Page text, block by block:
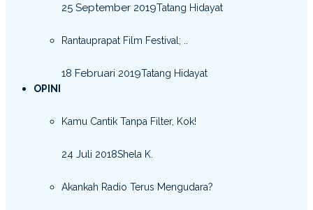
25 September 2019Tatang Hidayat
Rantauprapat Film Festival; ..
18 Februari 2019Tatang Hidayat
OPINI
Kamu Cantik Tanpa Filter, Kok!
24 Juli 2018Shela K.
Akankah Radio Terus Mengudara?